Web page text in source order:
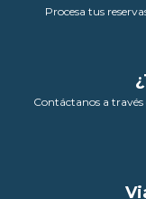
Procesa tus
Contáctanos a